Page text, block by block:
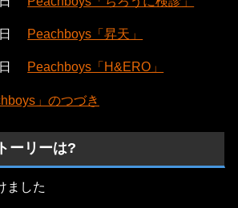
Peachboys「昇天」
Peachboys「H&ERO」
」のつづき
ーリーは?
ました